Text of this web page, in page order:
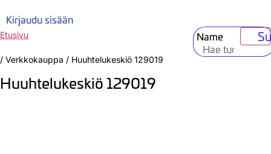
Kirjaudu sisään
Name
Etusivu
/ Verkkokauppa / Huuhtelukeskiö 129019
Huuhtelukeskiö 129019